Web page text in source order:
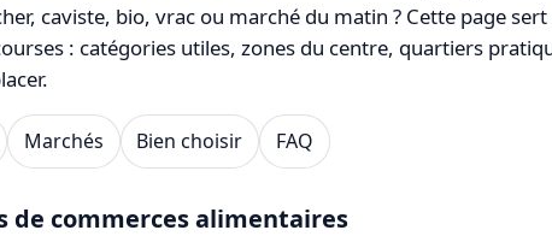
caviste, bio, vrac ou marché du matin ? Cette page
: catégories utiles, zones du centre, quartiers
Marchés Bien choisir FAQ
de commerces alimentaires